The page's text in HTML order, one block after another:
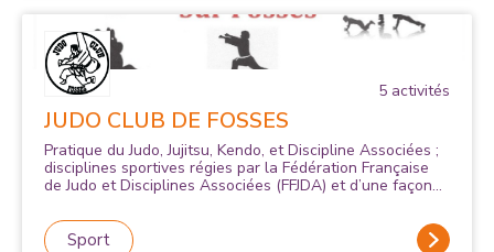
5 activités
JUDO CLUB DE FOSSES
Pratique du Judo, Jujitsu, Kendo, et Discipline Associées ;
disciplines sportives régies par la Fédération Française
de Judo et Disciplines Associées (FFJDA) et d’une façon
activités physiques, sportives, et de pleines natures.
Sport